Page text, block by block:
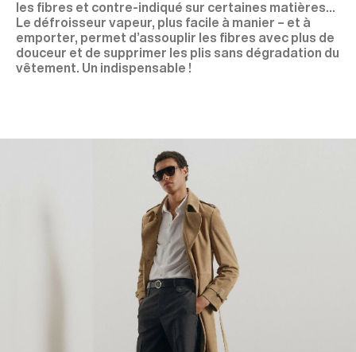
les fibres et contre-indiqué sur certaines matières…
Le défroisseur vapeur, plus facile à manier – et à
emporter, permet d’assouplir les fibres avec plus de
douceur et de supprimer les plis sans dégradation du
vêtement. Un indispensable !